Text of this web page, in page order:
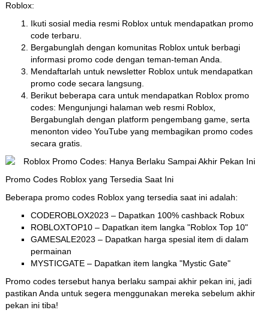
Roblox:
Ikuti sosial media resmi Roblox untuk mendapatkan promo
code terbaru.
Bergabunglah dengan komunitas Roblox untuk berbagi
informasi promo code dengan teman-teman Anda.
Mendaftarlah untuk newsletter Roblox untuk mendapatkan
promo code secara langsung.
Berikut beberapa cara untuk mendapatkan Roblox promo
codes: Mengunjungi halaman web resmi Roblox,
Bergabunglah dengan platform pengembang game, serta
menonton video YouTube yang membagikan promo codes
secara gratis.
Promo Codes Roblox yang Tersedia Saat Ini
Beberapa promo codes Roblox yang tersedia saat ini adalah:
CODEROBLOX2023 – Dapatkan 100% cashback Robux
ROBLOXTOP10 – Dapatkan item langka "Roblox Top 10"
GAMESALE2023 – Dapatkan harga spesial item di dalam
permainan
MYSTICGATE – Dapatkan item langka "Mystic Gate"
Promo codes tersebut hanya berlaku sampai akhir pekan ini, jadi
pastikan Anda untuk segera menggunakan mereka sebelum akhir
pekan ini tiba!